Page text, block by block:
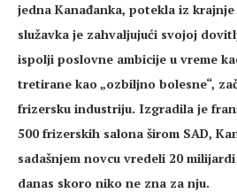
jedna Kanađanka, potekla iz krajnje
služavka je zahvaljujući svojoj
ispolji poslovne ambicije u vreme
tretirane kao „ozbiljno bolesne“,
frizersku industriju. Izgradila je
500 frizerskih salona širom SAD,
sadašnjem novcu vredeli 20
danas skoro niko ne zna za nju.